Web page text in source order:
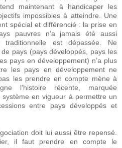
maintenant à handicaper les
impossibles à atteindre. Une
spécial et différencié : la prise en
pauvres n’a jamais été aussi
traditionnelle est dépassée. Ne
pays (pays développés, pays les
pays en développement) n’a plus
les pays en développement ne
les prendre en compte mène à
l'histoire récente, marquée
système en vigueur à permettre un
entre pays développés et
doit lui aussi être repensé.
il faut prendre en compte le